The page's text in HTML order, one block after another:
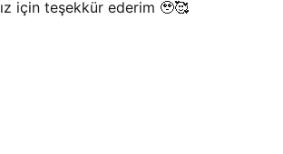
için teşekkür ederim 🥹🥰